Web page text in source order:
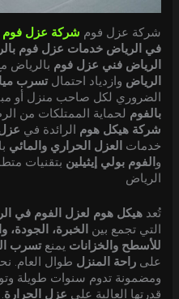
شركة عزل فوم شركة عزل فوم
في الرياض خدمات عزل فوم
الرياض فني عزل فوم بالرياض
الرياض وازدياد احتمالتسرب
الضروري لكل صاحب منزل أو
بالفوم لحماية الممتلكات من
شركة هيكل هوم الرائدة في
خدمات العزل الحراري والمائي
و الفوم بولي إيثيلين بتقنيات
الرياض
تُعدهيكل هوم لعزل الفوم في
التي تجمع بين الخبرة، الجودة،
للأسطح والخزانات يمنعتسرب
علىراحة المنزل طوال العام.
ومضمونة تدوم سنوات طويلة
قدرتها العالية على عزل الحرارة